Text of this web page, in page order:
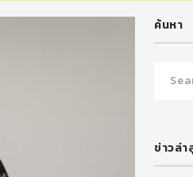
ค้นหา
ข่าวล่า